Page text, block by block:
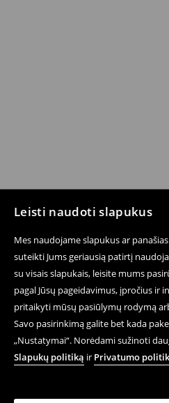
Leisti naudoti slapukus
Mes naudojame slapukus ar
suteikti Jums geriausią patirtį
su visais slapukais, leisite mums
pagal Jūsų pageidavimus, įpročius ir
pritaikyti mūsų pasiūlymų rodymą
Savo pasirinkimą galite bet kada
„Nustatymai“. Norėdami sužinoti
Slapukų politiką ir Privatumo